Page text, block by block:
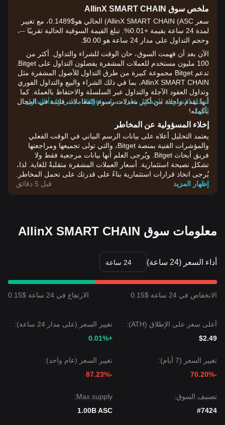
ملخص سوق AllinX SMART CHAIN
سعر AllinX SMART CHAIN (ASC) الحالي هو$0.1489، مع تغيير
لمدة 24 ساعة بقيمة +0.01%. تبلغ القيمة السوقية الحالية تقريبًا --،
وحجم التداول على مدار 24 ساعة هو 0.00$.
الآن بعد أن فهمت السوق، حان الوقت للشراء والتداول. أكثر من
تدعم Bitget مجموعة كبيرة من طرق التداول للأصول المشفرة مثل
AllinX SMART CHAIN، بما في ذلك الشراء والبيع والتداول الفوري
وتداول العقود الآجلة والتداول عبر السلسلة والاحتفاظ بالعملة. كما
أنها تقدم واحدة من أكثر معدلات رسوم المعاملات فائدة في المجال
بأكمله!
سجّل الاشتراك للحصول على حساب Bitget مجاني وابدأ التداول
الآن!
إخلاء المسؤولية عن المخاطر
يعتمد التحليل أعلاه على بيانات الرسم البياني في الوقت الفعلي
والمؤشرات الفنية بمنصة Bitget، والتي تولى تجميعها ومراجعتها
فريق أبحاث Bitget. ويُرجى العلم أنها بيانات مرجعية فقط ولا
تشكل نصيحة استثمارية. أسعار العملات المشفرة متقلبةٌ للغاية. لذا،
يُرجى اتخاذ قرارات استثمارية بناءً على قدرتك على تحمل المخاطر.
إظهار المزيد
قبل 5 دقائق
معلومات سوق AllinX SMART CHAIN
أداء السعر (24 ساعة) 24 ساعة
الانخفاض في 24 ساعة $0.15 الارتفاع في 24 ساعة $0.15
أعلى سعر على الإطلاق (ATH):
$2.49
تغيير السعر (على مدار 24 ساعة):
+0.01%
تغيير السعر (7 أيام):
-70.20%
تغيير السعر (عام واحد):
-87.23%
تصنيف السوق:
#7424
Max supply:
1.00B ASC